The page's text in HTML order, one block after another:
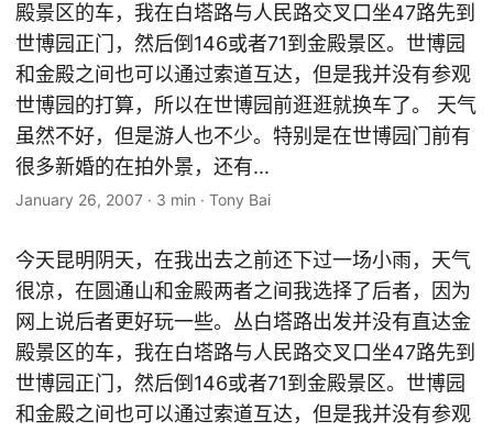
殿景区的车，我在白塔路与人民路交叉口坐47路先到
世博园正门，然后倒146或者71到金殿景区。世博园
和金殿之间也可以通过索道互达，但是我并没有参观
世博园的打算，所以在世博园前逛逛就换车了。 天气
虽然不好，但是游人也不少。特别是在世博园门前有
很多新婚的在拍外景，还有...
January 26, 2007 · 3 min · Tony Bai
今天昆明阴天，在我出去之前还下过一场小雨，天气
很凉，在圆通山和金殿两者之间我选择了后者，因为
网上说后者更好玩一些。丛白塔路出发并没有直达金
殿景区的车，我在白塔路与人民路交叉口坐47路先到
世博园正门，然后倒146或者71到金殿景区。世博园
和金殿之间也可以通过索道互达，但是我并没有参观